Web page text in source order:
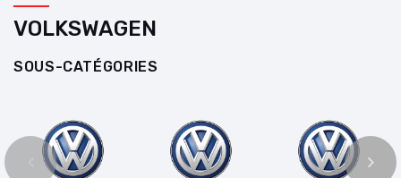
VOLKSWAGEN
SOUS-CATÉGORIES